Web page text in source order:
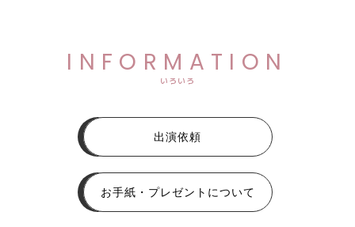
INFORMATION
いろいろ
出演依頼
お手紙・プレゼントについて